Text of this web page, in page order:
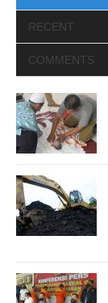
RECENT
COMMENTS